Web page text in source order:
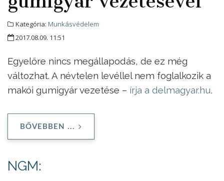
Kategória: Munkásvédelem
2017.08.09. 11:51
Egyelőre nincs megállapodás, de ez még
változhat. A névtelen levéllel nem foglalkozik a
makói gumigyár vezetése – írja a delmagyar.hu.
BŐVEBBEN ...
NGM: